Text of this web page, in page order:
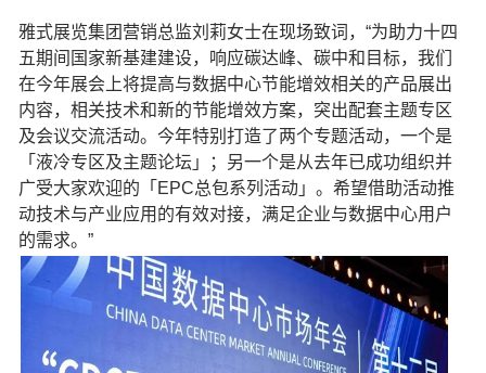
雅式展览集团营销总监刘莉女士在现场致词，“为助力十四
五期间国家新基建建设，响应碳达峰、碳中和目标，我们
在今年展会上将提高与数据中心节能增效相关的产品展出
内容，相关技术和新的节能增效方案，突出配套主题专区
及会议交流活动。今年特别打造了两个专题活动，一个是
「液冷专区及主题论坛」；另一个是从去年已成功组织并
广受大家欢迎的「EPC总包系列活动」。希望借助活动推
动技术与产业应用的有效对接，满足企业与数据中心用户
的需求。”